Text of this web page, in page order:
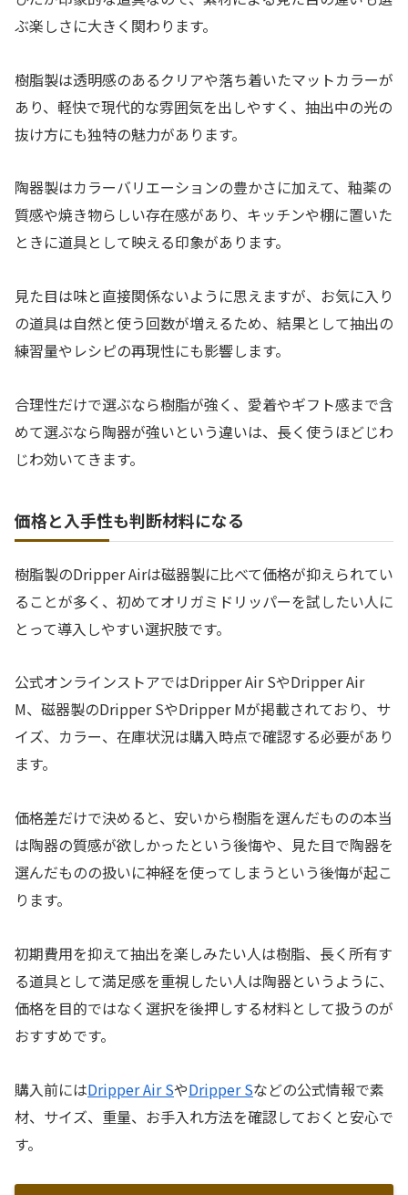
ぶ楽しさに大きく関わります。
樹脂製は透明感のあるクリアや落ち着いたマットカラーが
あり、軽快で現代的な雰囲気を出しやすく、抽出中の光の
抜け方にも独特の魅力があります。
陶器製はカラーバリエーションの豊かさに加えて、釉薬の
質感や焼き物らしい存在感があり、キッチンや棚に置いた
ときに道具として映える印象があります。
見た目は味と直接関係ないように思えますが、お気に入り
の道具は自然と使う回数が増えるため、結果として抽出の
練習量やレシピの再現性にも影響します。
合理性だけで選ぶなら樹脂が強く、愛着やギフト感まで含
めて選ぶなら陶器が強いという違いは、長く使うほどじわ
じわ効いてきます。
価格と入手性も判断材料になる
樹脂製のDripper Airは磁器製に比べて価格が抑えられてい
ることが多く、初めてオリガミドリッパーを試したい人に
とって導入しやすい選択肢です。
公式オンラインストアではDripper Air SやDripper Air
M、磁器製のDripper SやDripper Mが掲載されており、サ
イズ、カラー、在庫状況は購入時点で確認する必要があり
ます。
価格差だけで決めると、安いから樹脂を選んだものの本当
は陶器の質感が欲しかったという後悔や、見た目で陶器を
選んだものの扱いに神経を使ってしまうという後悔が起こ
ります。
初期費用を抑えて抽出を楽しみたい人は樹脂、長く所有す
る道具として満足感を重視したい人は陶器というように、
価格を目的ではなく選択を後押しする材料として扱うのが
おすすめです。
購入前にはDripper Air SやDripper Sなどの公式情報で素
材、サイズ、重量、お手入れ方法を確認しておくと安心で
す。